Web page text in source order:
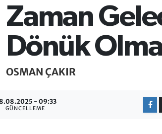
Zaman
Dönük
OSMAN ÇAKIR
- 09:33
GÜNCELLEME